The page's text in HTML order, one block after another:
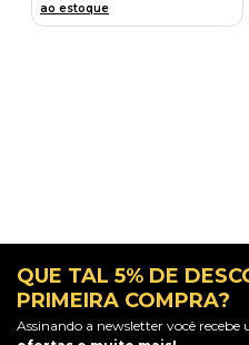
ao estoque
QUE TAL 5% DE
PRIMEIRA COMPRA?
Assinando a newsletter você recebe